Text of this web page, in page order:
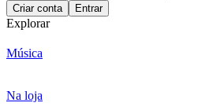
Criar conta Entrar
Explorar
Música
Na loja